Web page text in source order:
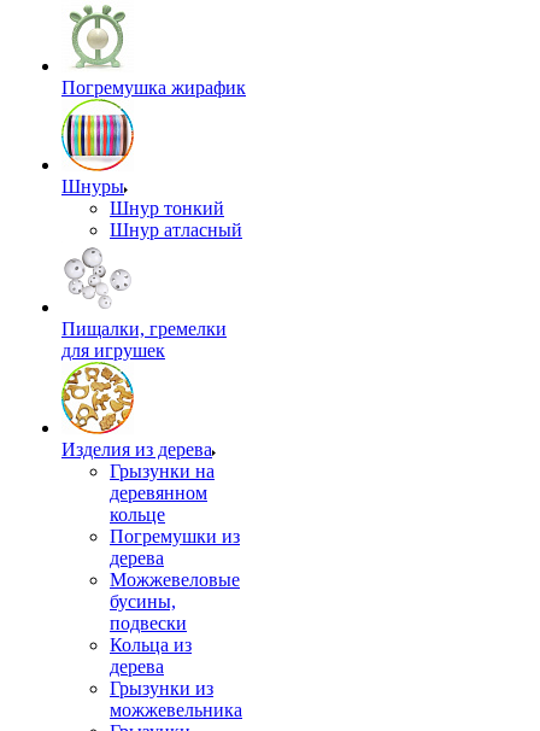
Погремушка жирафик
Шнуры
Шнур тонкий
Шнур атласный
Пищалки, гремелки
для игрушек
Изделия из дерева
Грызунки на
деревянном
кольце
Погремушки из
дерева
Можжевеловые
бусины,
подвески
Кольца из
дерева
Грызунки из
можжевельника